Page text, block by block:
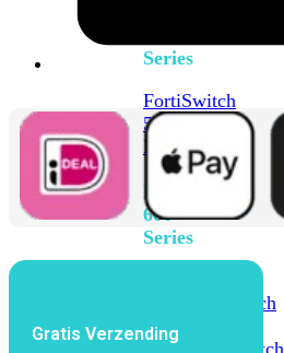
Series
FortiSwitch
548D-
FPOE
FortiSwitch
600
Series
FortiSwitch
624F-
FPOE
FortiSwitch
Gratis Verzending